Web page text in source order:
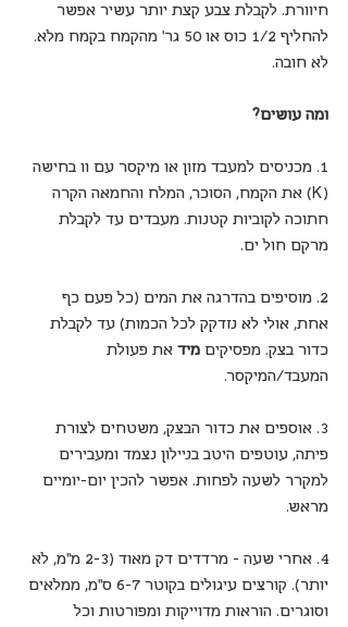
חיוורת. לקבלת צבע קצת יותר עשיר אפשר
להחליף 1/2 כוס או 50 גר' מהקמח בקמח מלא.
לא חובה.
ומה עושים?
1. מכניסים למעבד מזון או מיקסר עם וו בחישה
(K) את הקמח, הסוכר, המלח והחמאה הקרה
חתוכה לקוביות קטנות. מעבדים עד לקבלת
מרקם חול ים.
2. מוסיפים בהדרגה את המים (כל פעם כף
אחת, אולי לא נזדקק לכל הכמות) עד לקבלת
כדור בצק. מפסיקים מיד את פעולת
המעבד/המיקסר.
3. אוספים את כדור הבצק, משטחים לצורת
פיתה, עוטפים היטב בניילון נצמד ומעבירים
למקרר לשעה לפחות. אפשר להכין יום-יומיים
מראש.
4. אחרי שעה - מרדדים דק מאוד (2-3 מ"מ, לא
יותר). קורצים עיגולים בקוטר 6-7 ס"מ, ממלאים
וסוגרים. הוראות מדוייקות ומפורטות וכל